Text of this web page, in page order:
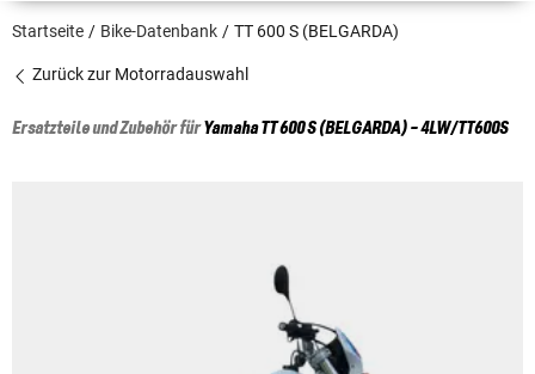
Startseite Bike-Datenbank TT 600 S (BELGARDA)
Zurück zur Motorradauswahl
Ersatzteile und Zubehör fürYamahaTT 600 S (BELGARDA) - 4LW/TT600S